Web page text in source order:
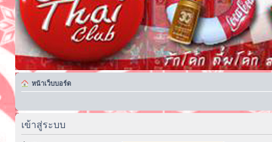
หน้าเว็บบอร์ด
เข้าสู่ระบบ